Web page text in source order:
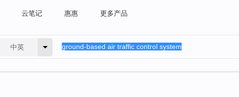
云笔记 惠惠 更多产品
中英